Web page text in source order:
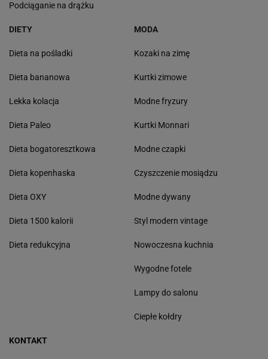
Podciąganie na drążku
DIETY
Dieta na pośladki
Dieta bananowa
Lekka kolacja
Dieta Paleo
Dieta bogatoresztkowa
Dieta kopenhaska
Dieta OXY
Dieta 1500 kalorii
Dieta redukcyjna
MODA
Kozaki na zimę
Kurtki zimowe
Modne fryzury
Kurtki Monnari
Modne czapki
Czyszczenie mosiądzu
Modne dywany
Styl modern vintage
Nowoczesna kuchnia
Wygodne fotele
Lampy do salonu
Ciepłe kołdry
KONTAKT